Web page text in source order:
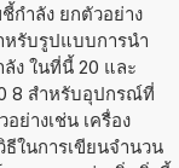
กำลัง ยกตัวอย่าง
หรับรูปแบบการนำ
ง ในที่นี้ 20 และ
8 สำหรับอุปกรณ์ที่
ย่างเช่น เครื่อง
ในการเขียนจำนวน